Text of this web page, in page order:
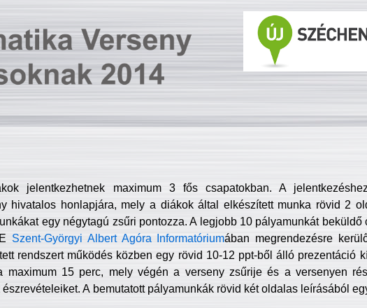
jelentkezhetnek maximum 3 fős csapatokban. A
hivatalos honlapjára, mely a diákok által elkészített munka rövid 2
egy négytagú zsűri pontozza. A legjobb 10 pályamunkát beküldő
Szent-Györgyi Albert Agóra Informatóriumában megrendezésre
rendszert működés közben egy rövid 10-12 ppt-ből álló prezentáció
maximum 15 perc, mely végén a verseny zsűrije és a versenyen
A bemutatott pályamunkák rövid két oldalas leírásából